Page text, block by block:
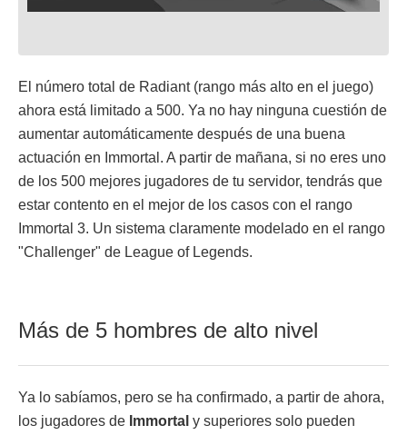
El número total de Radiant (rango más alto en el juego)
ahora está limitado a 500. Ya no hay ninguna cuestión de
aumentar automáticamente después de una buena
actuación en Immortal. A partir de mañana, si no eres uno
de los 500 mejores jugadores de tu servidor, tendrás que
estar contento en el mejor de los casos con el rango
Immortal 3. Un sistema claramente modelado en el rango
"Challenger" de League of Legends.
Más de 5 hombres de alto nivel
Ya lo sabíamos, pero se ha confirmado, a partir de ahora,
los jugadores de Immortal y superiores solo pueden